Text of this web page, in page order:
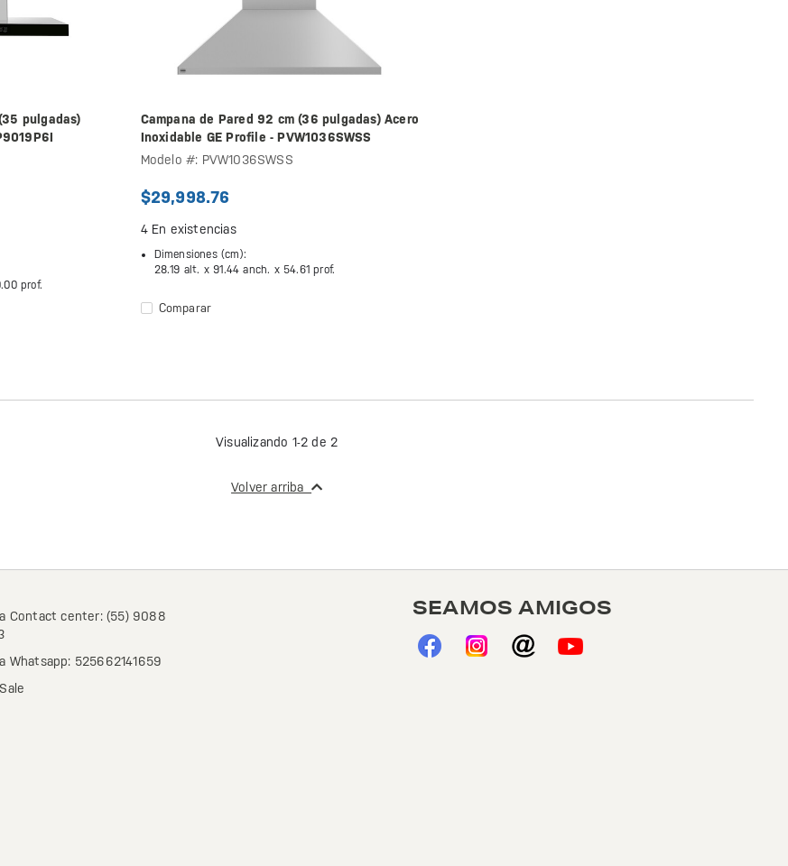
pulgadas)
prof.
Campana de Pared 92 cm (36 pulgadas) Acero
Inoxidable GE Profile - PVW1036SWSS
Modelo #: PVW1036SWSS
$29,998.76
4 En existencias
Dimensiones (cm):
28.19 alt. x91.44 anch. x 54.61 prof.
Comparar
Visualizando 1-2 de 2
Volver arriba
Contact center: (55) 9088
Whatsapp: 525662141659
SEAMOS AMIGOS